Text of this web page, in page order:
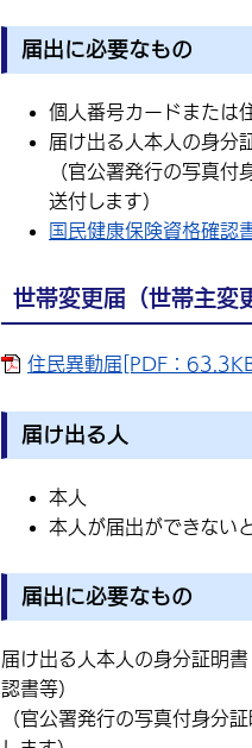
届出に必要なもの
個人番号カードまたは
届け出る人本人の身分
（官公署発行の写真
送付します）
国民健康保険資格確認
世帯変更届（世帯主変
住民異動届[PDF：
届け出る人
本人
本人が届出ができない
届出に必要なもの
届け出る人本人の身分証明
認書等）
（官公署発行の写真付身分